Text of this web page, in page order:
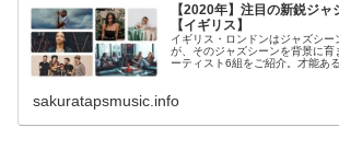
【2020年】注目の新鋭ジ
【イギリス】
イギリス・ロンドンはジャズシ
が、そのジャズシーンを背景に育
ーティスト6組をご紹介。才能あ
シュながらも濃厚に溢れ出るUK
sakuratapsmusic.info